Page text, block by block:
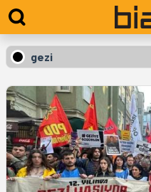
gezi